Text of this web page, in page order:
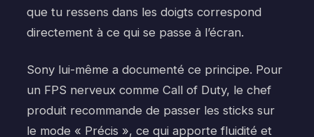
que tu ressens dans les doigts correspond
directement à ce qui se passe à l’écran.
Sony lui-même a documenté ce principe. Pour
un FPS nerveux comme Call of Duty, le chef
produit recommande de passer les sticks sur
le mode « Précis », ce qui apporte fluidité et